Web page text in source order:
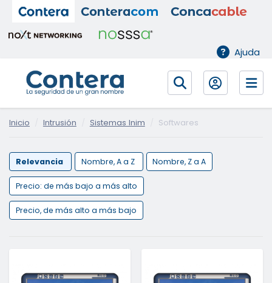
Ajuda
Inicio Intrusión Sistemas Inim Softwares
Relevancia Nombre, A a Z Nombre, Z a A
Precio: de más bajo a más alto
Precio, de más alto a más bajo